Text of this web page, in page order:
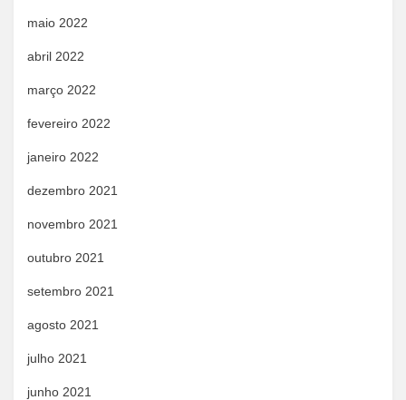
maio 2022
abril 2022
março 2022
fevereiro 2022
janeiro 2022
dezembro 2021
novembro 2021
outubro 2021
setembro 2021
agosto 2021
julho 2021
junho 2021